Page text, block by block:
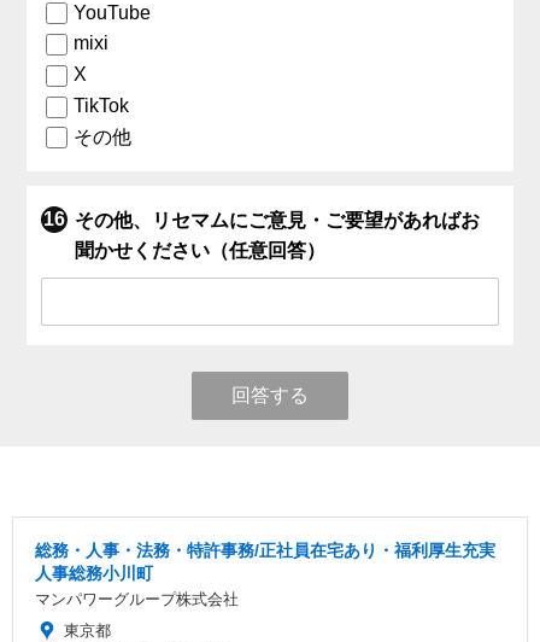
YouTube
mixi
X
TikTok
その他
その他、リセマムにご意見・ご要望があればお
聞かせください（任意回答）
回答する
総務・人事・法務・特許事務/正社員在宅あり・福利厚生充実
人事総務小川町
マンパワーグループ株式会社
東京都